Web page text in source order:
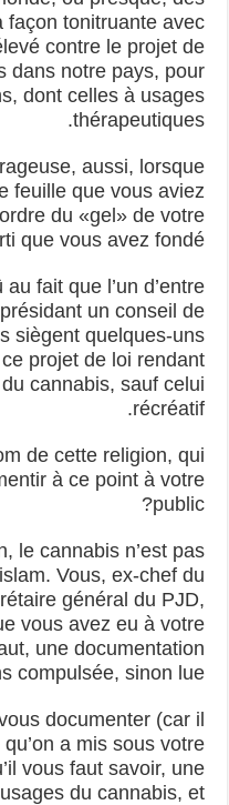
façon tonitruante avec
contre le projet de
dans notre pays, pour
dont celles à usages
thérapeutiques.
aussi, lorsque
feuille que vous aviez
du «gel» de votre
que vous avez fondé.
fait que l’un d’entre
un conseil de
siègent quelques-uns
projet de loi rendant
cannabis, sauf celui
récréatif.
de cette religion, qui
à ce point à votre
public?
le cannabis n’est pas
Vous, ex-chef du
général du PJD,
vous avez eu à votre
une documentation
compulsée, sinon lue.
documenter (car il
a mis sous votre
vous faut savoir, une
du cannabis, et